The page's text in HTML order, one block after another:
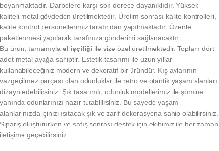
boyanmaktadır. Darbelere karşı son derece dayanıklıdır. Yüksek
kaliteli metal gövdeden üretilmektedir. Üretim sonrası kalite kontrolleri,
kalite kontrol personellerimiz tarafından yapılmaktadır. Özenle
paketlenmesi yapılarak tarafınıza gönderimi sağlanacaktır.
Bu ürün, tamamıyla el işçiliği ile size özel üretilmektedir. Toplam dört
adet metal ayağa sahiptir. Estetik tasarımı ile uzun yıllar
kullanabileceğiniz modern ve dekoratif bir üründür. Kış aylarının
vazgeçilmez parçası olan odunluklar ile retro ve otantik yaşam alanları
dizayn edebilirsiniz. Şık tasarımlı, odunluk modellerimiz ile şömine
yanında odunlarınızı hazır tutabilirsiniz. Bu sayede yaşam
alanlarınızda içinizi ısıtacak şık ve zarif dekorasyona sahip olabilirsiniz.
Sipariş oluştururken ve satış sonrası destek için ekibimiz ile her zaman
iletişime geçebilirsiniz.